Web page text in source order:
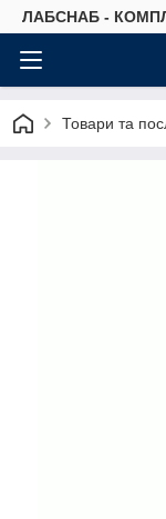
ЛАБСНАБ -
Товари та